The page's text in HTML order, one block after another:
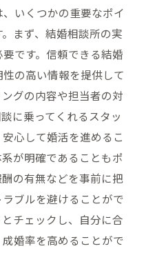
成婚の秘訣
婚率アップのヒント
的なアドバイス
成婚への道
成婚率向上策
践的なアドバイス
いくつかの重要なポイ
まず、結婚相談所の実
です。信頼できる結婚
の高い情報を提供して
グの内容や担当者の対
に乗ってくれるスタッ
心して婚活を進めるこ
が明確であることもポ
の有無などを事前に把
ブルを避けることがで
チェックし、自分に合
婚率を高めることがで